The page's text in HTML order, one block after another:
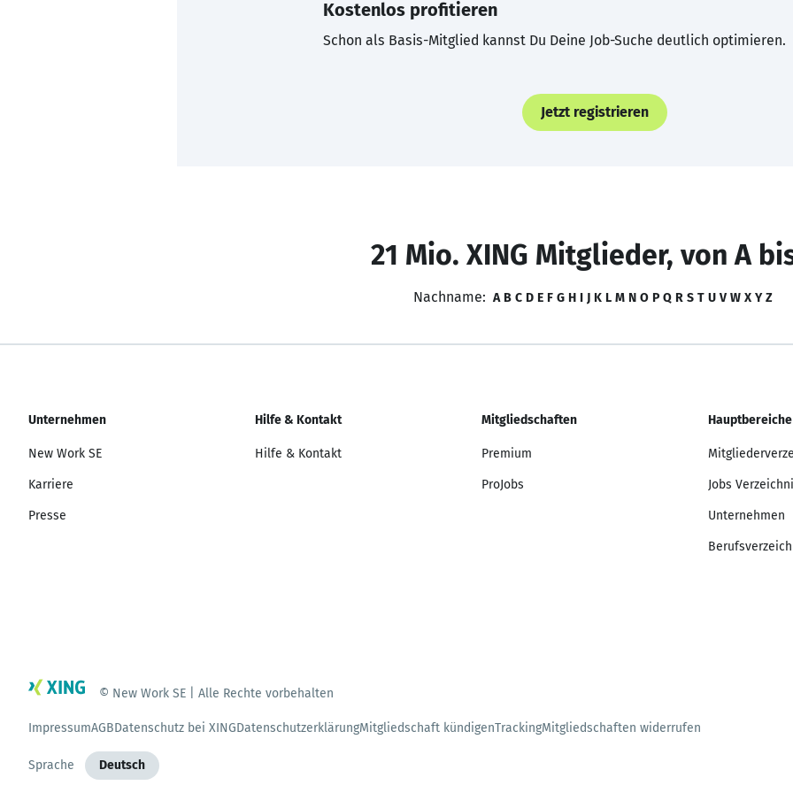
Kostenlos profitieren
Schon als Basis-Mitglied kannst Du Deine Job-Suche deutlich optimieren.
Jetzt registrieren
21 Mio. XING Mitglieder, von A
Nachname: A B C D E F G H I J K L M N O P Q R S T U V W X Y Z
Unternehmen
New Work SE
Karriere
Presse
Hilfe & Kontakt
Hilfe & Kontakt
Mitgliedschaften
Premium
ProJobs
Hauptbereiche
Jobs
Unternehmen
© New Work SE | Alle Rechte vorbehalten
ImpressumAGBDatenschutz bei XINGDatenschutzerklärungMitgliedschaft kündigenTrackingMitgliedschaften widerrufen
Sprache Deutsch